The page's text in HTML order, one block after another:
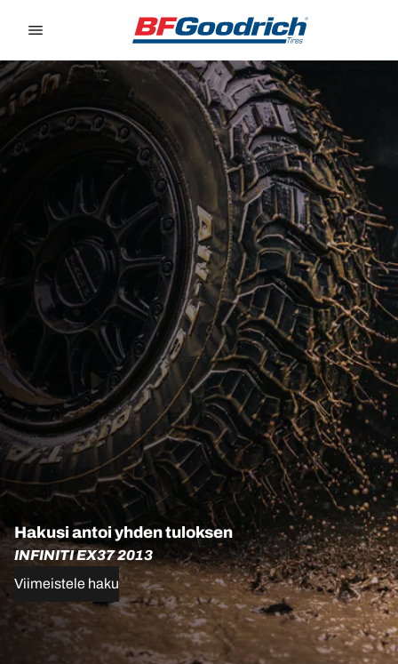
Hakusi antoi yhden tuloksen
INFINITI EX37 2013
Viimeistele haku